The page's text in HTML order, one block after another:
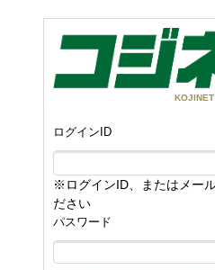
ログインID
※ログインID、またはメー
ださい
パスワード